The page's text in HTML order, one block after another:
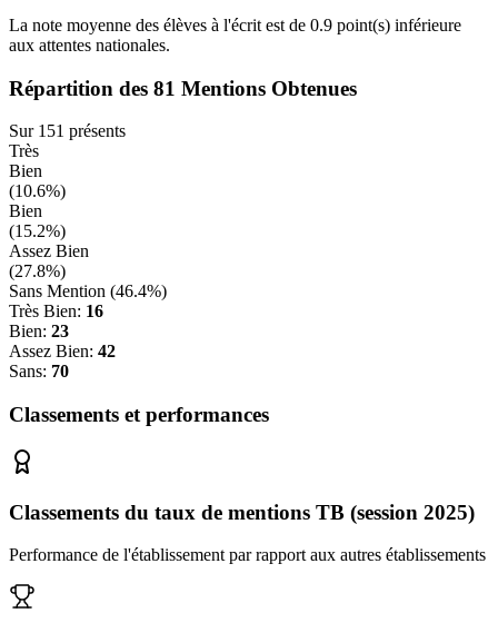
La note moyenne des élèves à l'écrit est de 0.9 point(s) inférieure
aux attentes nationales.
Répartition des 81 Mentions Obtenues
Sur 151 présents
Très
Bien
(10.6%)
Bien
(15.2%)
Assez Bien
(27.8%)
Sans Mention (46.4%)
Très Bien: 16
Bien: 23
Assez Bien: 42
Sans: 70
Classements et performances
Classements du taux de mentions TB (session 2025)
Performance de l'établissement par rapport aux autres établissements